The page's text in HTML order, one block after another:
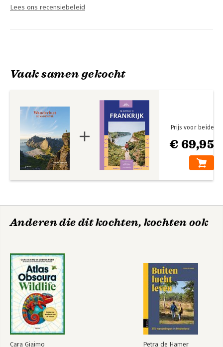
Lees ons recensiebeleid
Vaak samen gekocht
€ 69,95
Prijs voor beide
Anderen die dit kochten, kochten ook
Cara Giaimo Petra de Hamer